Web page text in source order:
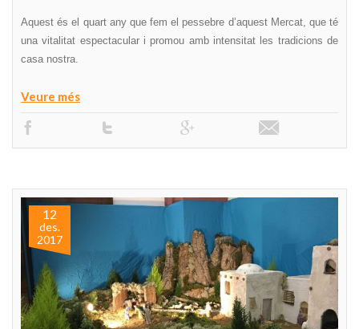
Aquest és el quart any que fem el pessebre d’aquest Mercat, que té
una vitalitat espectacular i promou amb intensitat les tradicions de
casa nostra.
Veure més
12
des.
2017